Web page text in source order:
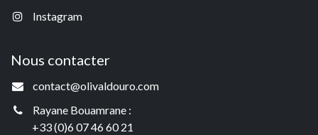
Instagram
Nous contacter
contact@olivaldouro.com
Rayane Bouamrane :
+33 (0)6 07 46 60 21